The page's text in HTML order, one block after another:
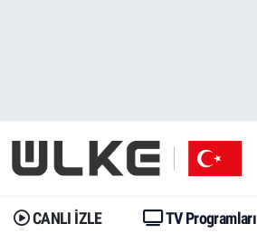
CANLI İZLE TV Programları
Gündem
Dünya
Gündem
Trend
İstanbul Namaz Vakitleri
Trafik Durumu